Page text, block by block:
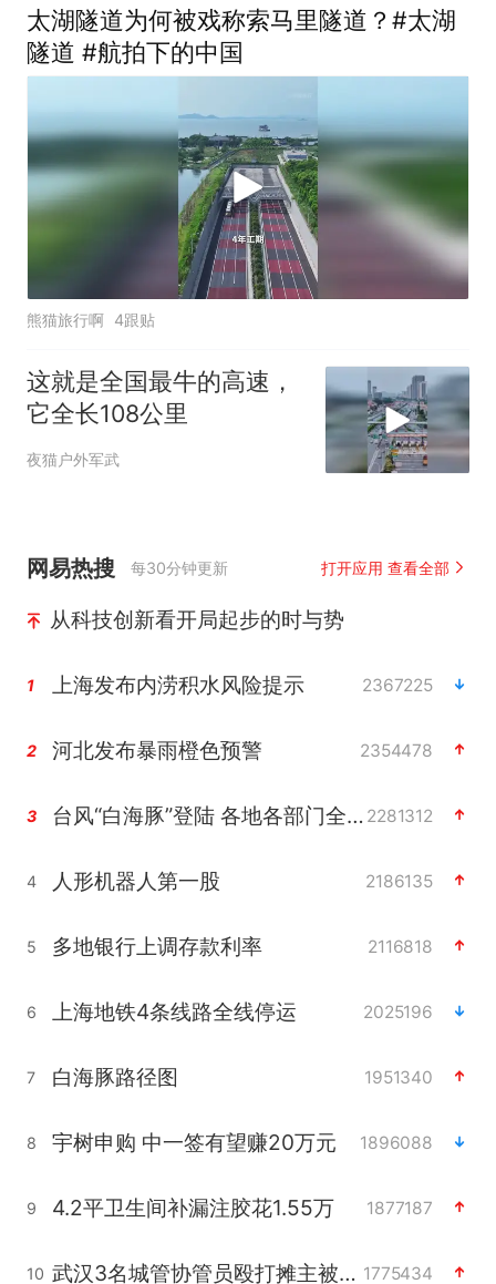
太湖隧道为何被戏称索马里隧道？#太湖
隧道 #航拍下的中国
熊猫旅行啊 4跟贴
这就是全国最牛的高速，
它全长108公里
夜猫户外军武
网易热搜 每30分钟更新 打开应用 查看全部
从科技创新看开局起步的时与势
1 上海发布内涝积水风险提示 2367225
2 河北发布暴雨橙色预警 2354478
3 台风“白海豚”登陆 各地各部门全力应对 2281312
4 人形机器人第一股 2186135
5 多地银行上调存款利率 2116818
6 上海地铁4条线路全线停运 2025196
7 白海豚路径图 1951340
8 宇树申购 中一签有望赚20万元 1896088
9 4.2平卫生间补漏注胶花1.55万 1877187
10 武汉3名城管协管员殴打摊主被刑拘 1775434